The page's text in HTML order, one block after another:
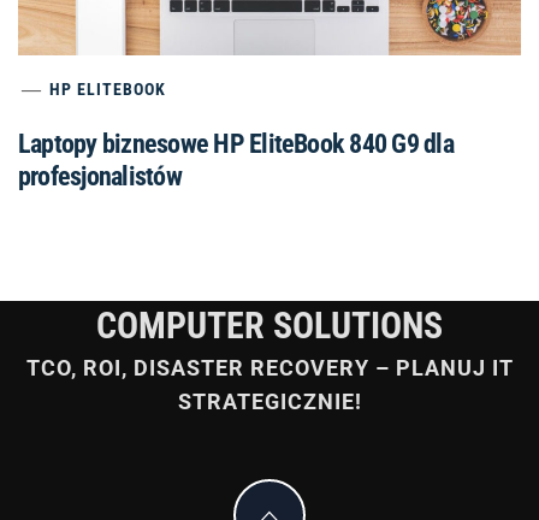
HP ELITEBOOK
Laptopy biznesowe HP EliteBook 840 G9 dla
profesjonalistów
COMPUTER SOLUTIONS
TCO, ROI, DISASTER RECOVERY – PLANUJ IT
STRATEGICZNIE!